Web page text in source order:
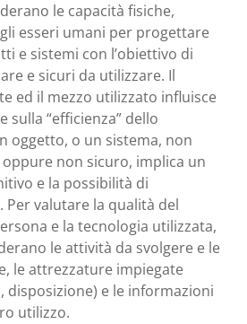
le capacità fisiche,
esseri umani per progettare
e sistemi con l’obiettivo di
e sicuri da utilizzare. Il
ed il mezzo utilizzato influisce
sulla “efficienza” dello
oggetto, o un sistema, non
non sicuro, implica un
e la possibilità di
valutare la qualità del
e la tecnologia utilizzata,
le attività da svolgere e le
le attrezzature impiegate
disposizione) e le informazioni
utilizzo.